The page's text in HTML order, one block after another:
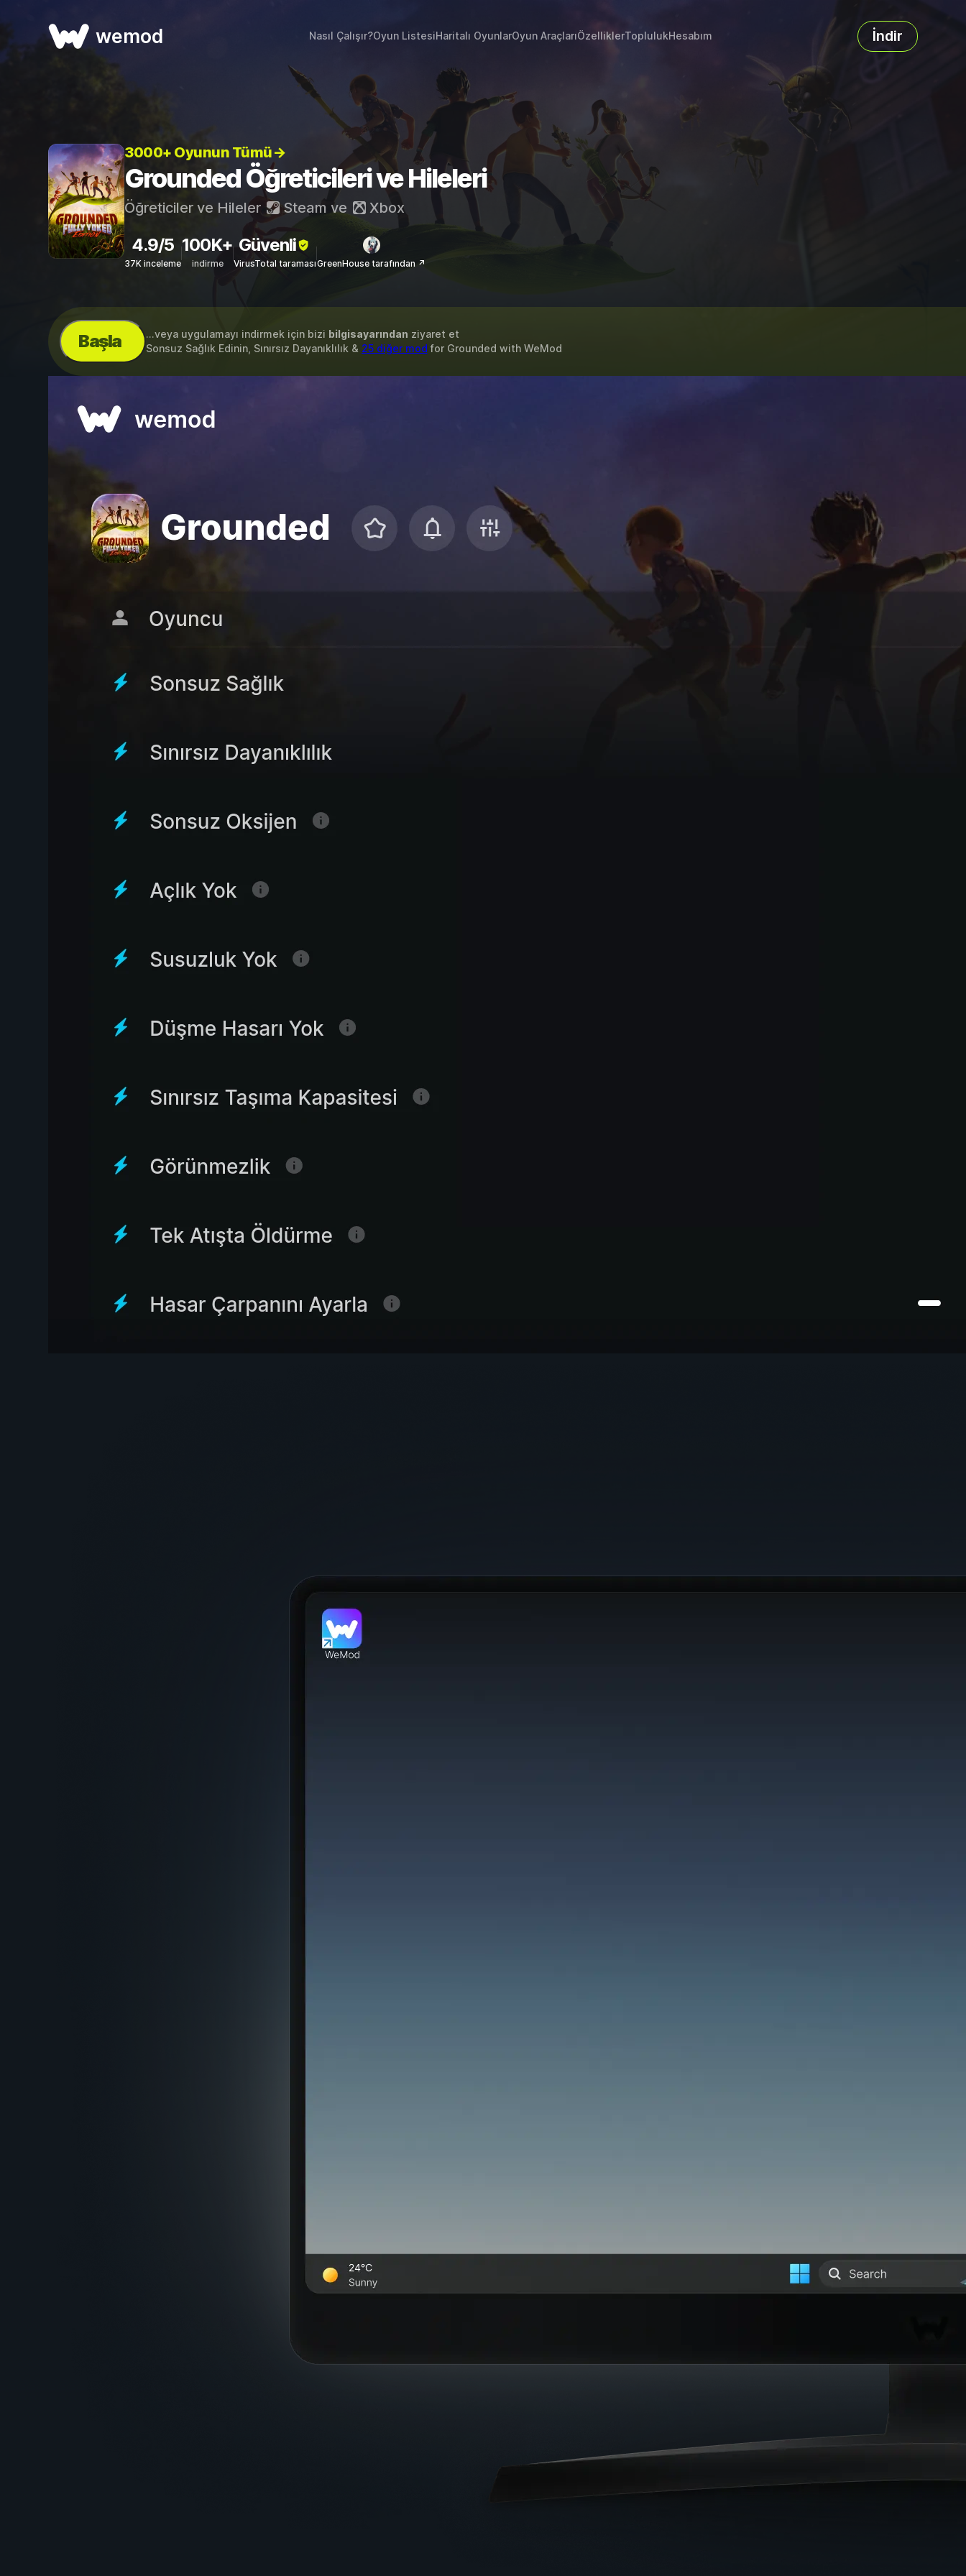
wemod Nasıl Çalışır?Oyun ListesiHaritalı OyunlarOyun AraçlarıÖzelliklerToplulukHesabım İndir
3000+ Oyunun Tümü→
Grounded Öğreticileri ve Hileleri
Öğreticiler ve Hileler Steam ve Xbox
4.9/5
37K inceleme
100K+
indirme
Güvenli
VirusTotal taramasıGreenHouse tarafından ↗
Başla ...veya uygulamayı indirmek için bizi bilgisayarından ziyaret et
Sonsuz Sağlık Edinin, Sınırsız Dayanıklılık & 25 diğer mod for Grounded with WeMod